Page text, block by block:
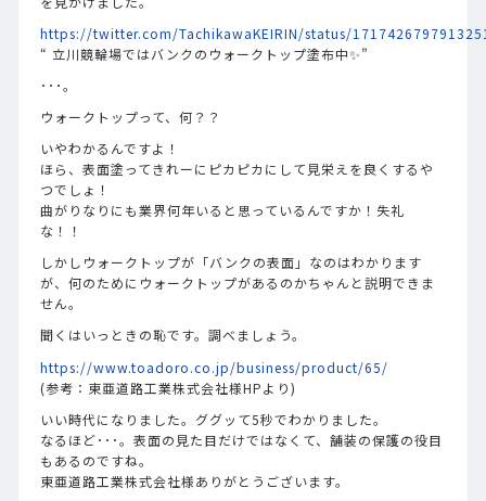
https://twitter.com/TachikawaKEIRIN/status/
“ 立川競輪場ではバンクのウォークトップ塗布中✨”
･･･。
ウォークトップって、何？？
いやわかるんですよ！
ほら、表面塗ってきれーにピカピカにして見栄えを良くするや
つでしょ！
曲がりなりにも業界何年いると思っているんですか！失礼
な！！
しかしウォークトップが「バンクの表面」なのはわかります
が、何のためにウォークトップがあるのかちゃんと説明できま
せん。
聞くはいっときの恥です。調べましょう。
https://www.toadoro.co.jp/business/product/65/
(参考：東亜道路工業株式会社様HPより)
いい時代になりました。ググッて5秒でわかりました。
なるほど･･･。表面の見た目だけではなくて、舗装の保護の役目
もあるのですね。
東亜道路工業株式会社様ありがとうございます。